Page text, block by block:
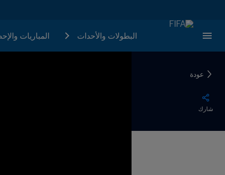
البطولات والأحدات المباريات
عودة
شارك